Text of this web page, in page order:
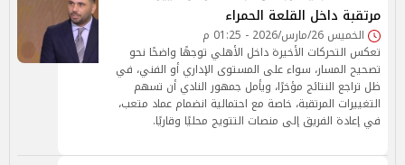
مرتقبة داخل القلعة الحمراء
الخميس 26/مارس/2026 - 01:25 م
تعكس التحركات الأخيرة داخل الأهلي توجهًا واضحًا نحو
تصحيح المسار، سواء على المستوى الإداري أو الفني، في
ظل تراجع النتائج مؤخرًا، ويأمل جمهور النادي أن تسهم
التغييرات المرتقبة، خاصة مع احتمالية انضمام عماد متعب،
في إعادة الفريق إلى منصات التتويج محليًا وقاريًا.